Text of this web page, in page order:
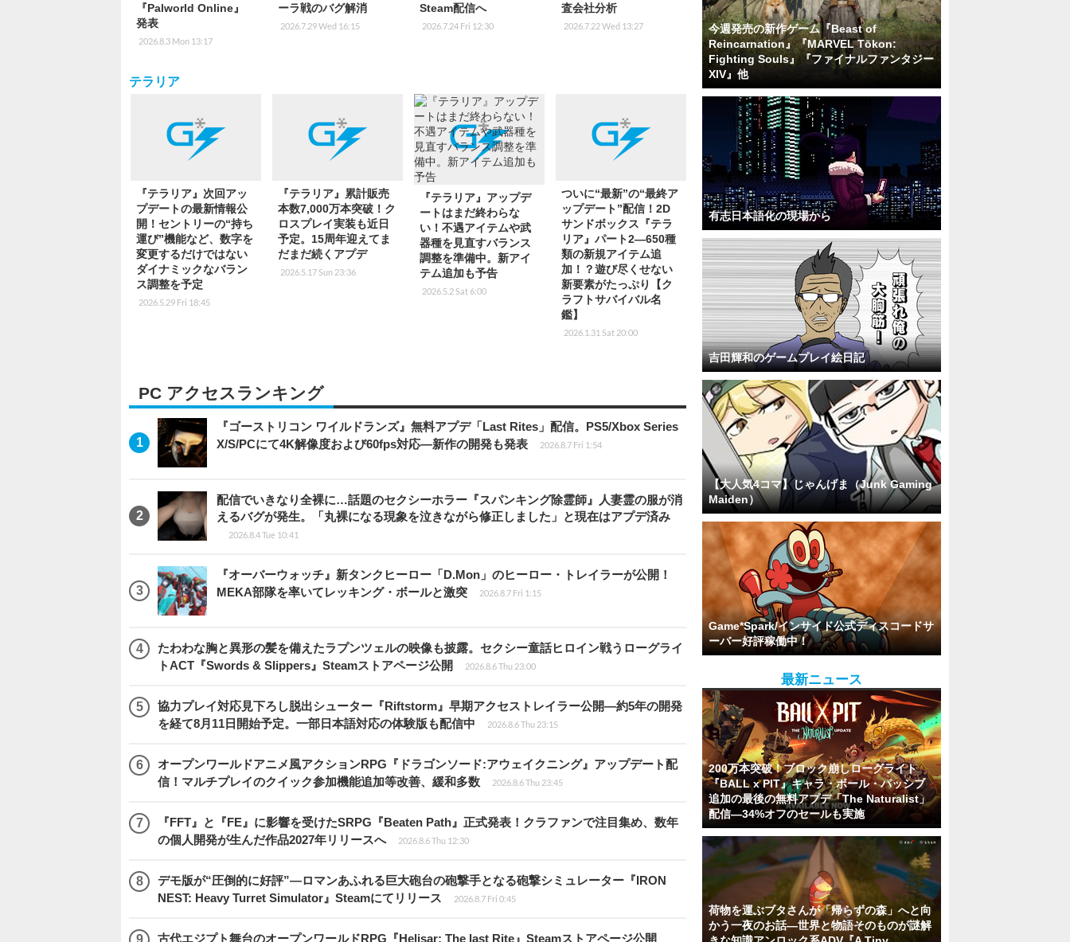
『Palworld Online』
発表
2026.8.3 Mon 13:17
ーラ戦のバグ解消
2026.7.29 Wed 16:15
Steam配信へ
2026.7.24 Fri 12:30
査会社分析
2026.7.22 Wed 13:27
テラリア
『テラリア』次回アッ
プデートの最新情報公
開！セントリーの“持ち
運び”機能など、数字を
変更するだけではない
ダイナミックなバラン
ス調整を予定
2026.5.29 Fri 18:45
『テラリア』累計販売
本数7,000万本突破！ク
ロスプレイ実装も近日
予定。15周年迎えてま
だまだ続くアプデ
2026.5.17 Sun 23:36
『テラリア』アップデ
ートはまだ終わらな
い！不遇アイテムや武
器種を見直すバランス
調整を準備中。新アイ
テム追加も予告
2026.5.2 Sat 6:00
ついに“最新”の“最終ア
ップデート”配信！2D
サンドボックス『テラ
リア』パート2―650種
類の新規アイテム追
加！？遊び尽くせない
新要素がたっぷり【ク
ラフトサバイバル名
鑑】
2026.1.31 Sat 20:00
PC アクセスランキング
『ゴーストリコン ワイルドランズ』無料アプデ「Last Rites」配信。PS5/Xbox Series
X/S/PCにて4K解像度および60fps対応―新作の開発も発表
2026.8.7 Fri 1:54
配信でいきなり全裸に…話題のセクシーホラー『スパンキング除霊師』人妻霊の服が消
えるバグが発生。「丸裸になる現象を泣きながら修正しました」と現在はアプデ済み
2026.8.4 Tue 10:41
『オーバーウォッチ』新タンクヒーロー「D.Mon」のヒーロー・トレイラーが公開！
MEKA部隊を率いてレッキング・ボールと激突
2026.8.7 Fri 1:15
たわわな胸と異形の髪を備えたラプンツェルの映像も披露。セクシー童話ヒロイン戦うローグライ
トACT『Swords & Slippers』Steamストアページ公開
2026.8.6 Thu 23:00
協力プレイ対応見下ろし脱出シューター『Riftstorm』早期アクセストレイラー公開―約5年の開発
を経て8月11日開始予定。一部日本語対応の体験版も配信中
2026.8.6 Thu 23:15
オープンワールドアニメ風アクションRPG『ドラゴンソード:アウェイクニング』アップデート配
信！マルチプレイのクイック参加機能追加等改善、緩和多数
2026.8.6 Thu 23:45
『FFT』と『FE』に影響を受けたSRPG『Beaten Path』正式発表！クラファンで注目集め、数年
の個人開発が生んだ作品2027年リリースへ
2026.8.6 Thu 12:30
デモ版が“圧倒的に好評”―ロマンあふれる巨大砲台の砲撃手となる砲撃シミュレーター『IRON
NEST: Heavy Turret Simulator』Steamにてリリース
2026.8.7 Fri 0:45
古代エジプト舞台のオープンワールドRPG『Helisar: The last Rite』Steamストアページ公開
今週発売の新作ゲーム『Beast of
Reincarnation』『MARVEL Tōkon:
Fighting Souls』『ファイナルファンタジー
XIV』他
有志日本語化の現場から
吉田輝和のゲームプレイ絵日記
【大人気4コマ】じゃんげま（Junk Gaming
Maiden）
Game*Spark/インサイド公式ディスコードサ
ーバー好評稼働中！
最新ニュース
200万本突破！ブロック崩しローグライト
『BALL x PIT』キャラ・ボール・パッシブ
追加の最後の無料アプデ「The Naturalist」
配信―34%オフのセールも実施
荷物を運ぶブタさんが「帰らずの森」へと向
かう一夜のお話―世界と物語そのものが謎解